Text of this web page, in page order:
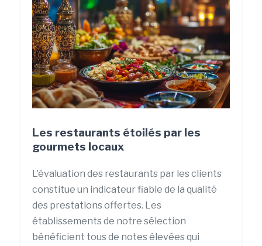
Les restaurants étoilés par les
gourmets locaux
L'évaluation des restaurants par les clients
constitue un indicateur fiable de la qualité
des prestations offertes. Les
établissements de notre sélection
bénéficient tous de notes élevées qui